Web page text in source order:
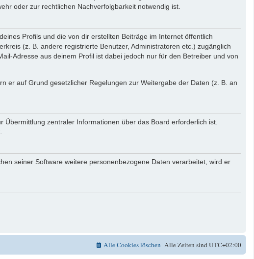
oder zur rechtlichen Nachverfolgbarkeit notwendig ist.
Profils und die von dir erstellten Beiträge im Internet öffentlich
(z. B. andere registrierte Benutzer, Administratoren etc.) zugänglich
Adresse aus deinem Profil ist dabei jedoch nur für den Betreiber und von
er auf Grund gesetzlicher Regelungen zur Weitergabe der Daten (z. B. an
zentraler Informationen über das Board erforderlich ist.
seiner Software weitere personenbezogene Daten verarbeitet, wird er
Alle Zeiten sindUTC+02:00
Alle Cookies löschen